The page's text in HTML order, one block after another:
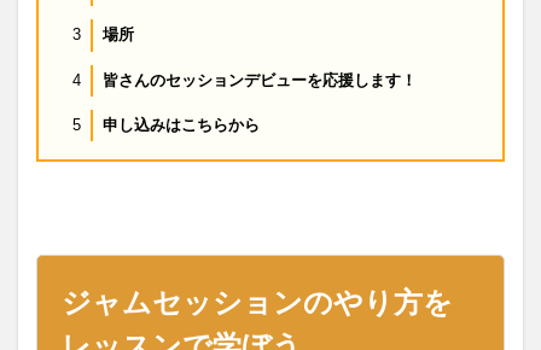
3 場所
4 皆さんのセッションデビューを応援します！
5 申し込みはこちらから
ジャムセッションのやり方を